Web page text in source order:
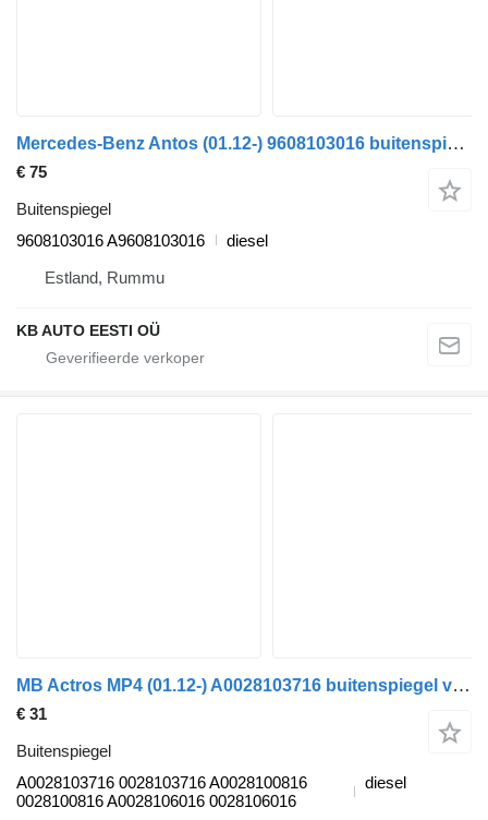
Mercedes-Benz Antos (01.12-) 9608103016 buitenspiegel voor Mercedes-Benz Actros MP4 Antos Arocs (2012) vrachtwagen
€ 75
Buitenspiegel
9608103016 A9608103016
diesel
Estland, Rummu
KB AUTO EESTI OÜ
MB Actros MP4 (01.12-) A0028103716 buitenspiegel voor Mercedes-Benz Actros MP4 Antos Arocs (2012-) vrachtwagen
€ 31
Buitenspiegel
A0028103716 0028103716 A0028100816
0028100816 A0028106016 0028106016
diesel